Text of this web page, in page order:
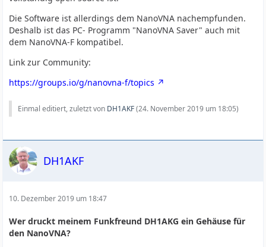
Die Software ist allerdings dem NanoVNA nachempfunden.
Deshalb ist das PC- Programm "NanoVNA Saver" auch mit
dem NanoVNA-F kompatibel.
Link zur Community:
https://groups.io/g/nanovna-f/topics
Einmal editiert, zuletzt von DH1AKF(24. November 2019 um 18:05)
DH1AKF
10. Dezember 2019 um 18:47
Wer druckt meinem Funkfreund DH1AKG ein Gehäuse für
den NanoVNA?